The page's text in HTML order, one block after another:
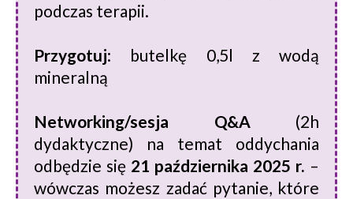
podczas terapii.
Przygotuj: butelkę 0,5l z wodą
mineralną
Networking/sesja Q&A (2h
dydaktyczne) na temat oddychania
odbędzie się 21 października 2025 r. –
wówczas możesz zadać pytanie, które